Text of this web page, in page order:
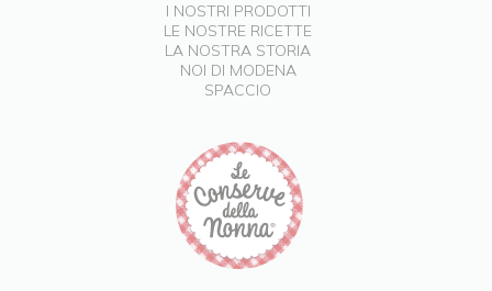
I NOSTRI PRODOTTI
LE NOSTRE RICETTE
LA NOSTRA STORIA
NOI DI MODENA
SPACCIO